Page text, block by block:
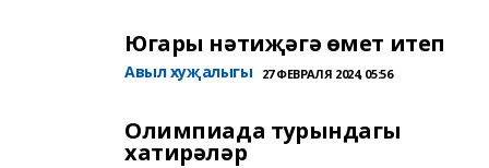
Югары нәтиҗәгә өмет итеп
Авыл хуҗалыгы 27 ФЕВРАЛЯ 2024, 05:56
Олимпиада турындагы
хатирәләр